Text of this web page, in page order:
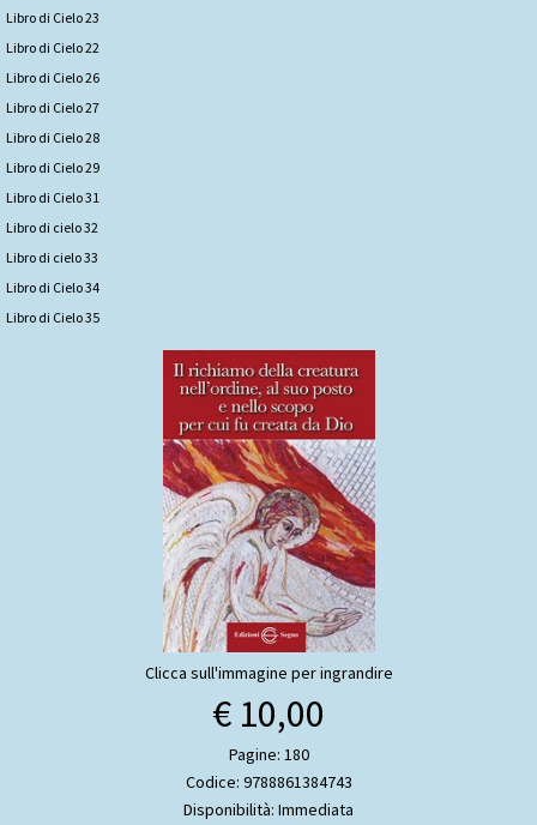
Libro di Cielo 23
Libro di Cielo 22
Libro di Cielo 26
Libro di Cielo 27
Libro di Cielo 28
Libro di Cielo 29
Libro di Cielo 31
Libro di cielo 32
Libro di cielo 33
Libro di Cielo 34
Libro di Cielo 35
Clicca sull'immagine per ingrandire
€ 10,00
Pagine: 180
Codice: 9788861384743
Disponibilità: Immediata